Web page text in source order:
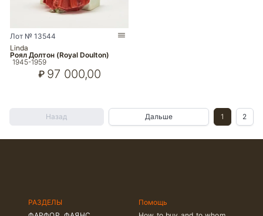
Лот № 13544
Linda
Роял Долтон (Royal Doulton)
1945-1959
₽ 97 000,00
Назад Дальше 1 2
РАЗДЕЛЫ
Помощь